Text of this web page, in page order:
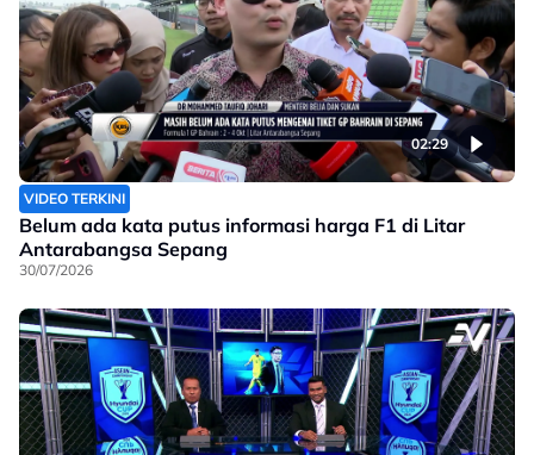
02:29
VIDEO TERKINI
Belum ada kata putus informasi harga F1 di Litar
Antarabangsa Sepang
30/07/2026